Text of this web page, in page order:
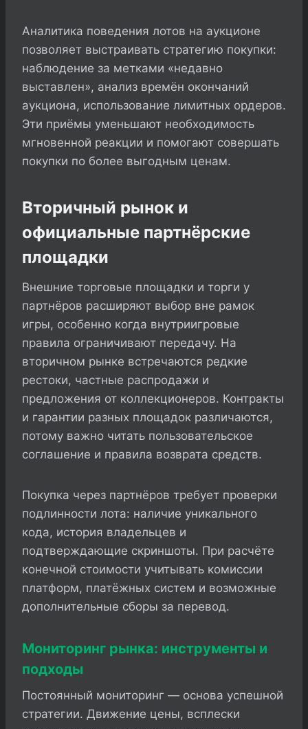
Аналитика поведения лотов на аукционе
позволяет выстраивать стратегию покупки:
наблюдение за метками «недавно
выставлен», анализ времён окончаний
аукциона, использование лимитных ордеров.
Эти приёмы уменьшают необходимость
мгновенной реакции и помогают совершать
покупки по более выгодным ценам.
Вторичный рынок и
официальные партнёрские
площадки
Внешние торговые площадки и торги у
партнёров расширяют выбор вне рамок
игры, особенно когда внутриигровые
правила ограничивают передачу. На
вторичном рынке встречаются редкие
рестоки, частные распродажи и
предложения от коллекционеров. Контракты
и гарантии разных площадок различаются,
потому важно читать пользовательское
соглашение и правила возврата средств.
Покупка через партнёров требует проверки
подлинности лота: наличие уникального
кода, история владельцев и
подтверждающие скриншоты. При расчёте
конечной стоимости учитывать комиссии
платформ, платёжных систем и возможные
дополнительные сборы за перевод.
Мониторинг рынка: инструменты и
подходы
Постоянный мониторинг — основа успешной
стратегии. Движение цены, всплески